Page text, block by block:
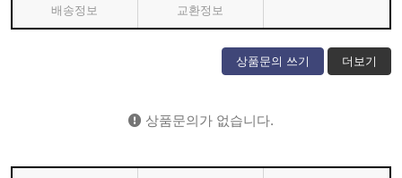
배송정보 교환정보
상품문의 쓰기 더보기
상품문의가 없습니다.